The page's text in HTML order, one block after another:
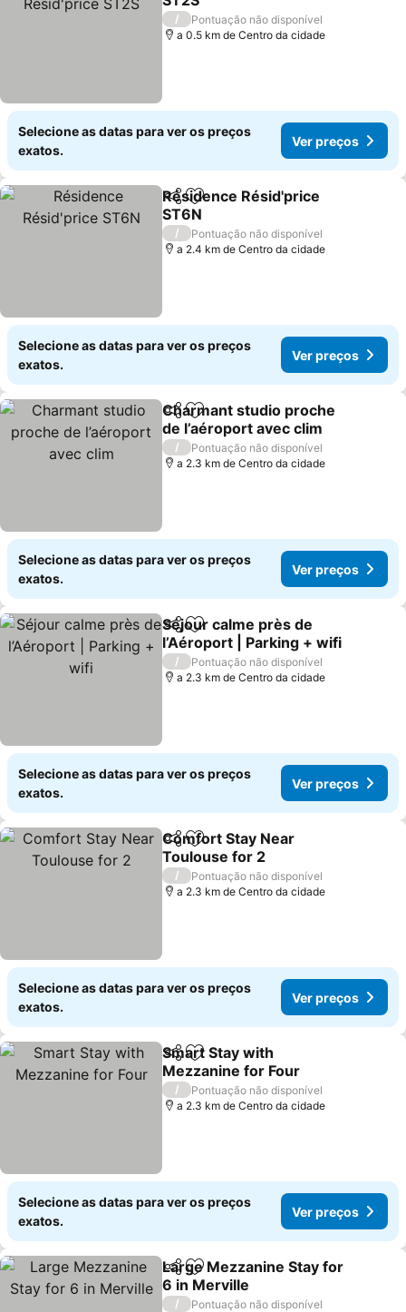
/
Pontuação não disponível
a 0.5 km de Centro da cidade
Selecione as datas para ver os preços
exatos.
Ver preços
PartilharAdicionar aos favoritos
Résidence Résid'price
ST6N
/
Pontuação não disponível
a 2.4 km de Centro da cidade
Selecione as datas para ver os preços
exatos.
Ver preços
PartilharAdicionar aos favoritos
Charmant studio proche
de l’aéroport avec clim
/
Pontuação não disponível
a 2.3 km de Centro da cidade
Selecione as datas para ver os preços
exatos.
Ver preços
PartilharAdicionar aos favoritos
Séjour calme près de
l’Aéroport | Parking + wifi
/
Pontuação não disponível
a 2.3 km de Centro da cidade
Selecione as datas para ver os preços
exatos.
Ver preços
PartilharAdicionar aos favoritos
Comfort Stay Near
Toulouse for 2
/
Pontuação não disponível
a 2.3 km de Centro da cidade
Selecione as datas para ver os preços
exatos.
Ver preços
PartilharAdicionar aos favoritos
Smart Stay with
Mezzanine for Four
/
Pontuação não disponível
a 2.3 km de Centro da cidade
Selecione as datas para ver os preços
exatos.
Ver preços
PartilharAdicionar aos favoritos
Large Mezzanine Stay for
6 in Merville
/
Pontuação não disponível